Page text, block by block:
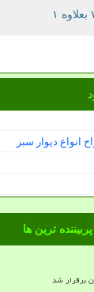
دیوار سبز
پربیننده ترین ها
برقرار شد